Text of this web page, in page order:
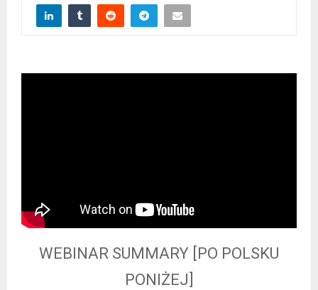
WEBINAR SUMMARY [PO POLSKU
PONIŻEJ]